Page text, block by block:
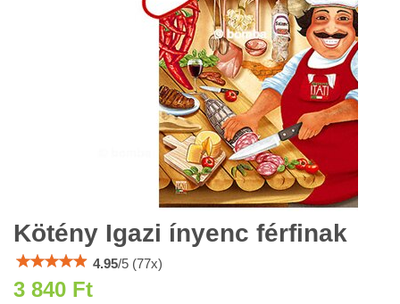
Kötény Igazi ínyenc férfinak
4.95/5 (77x)
3 840 Ft